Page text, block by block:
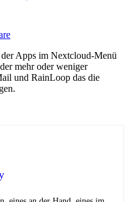
Apps im Nextcloud-Menü
mehr oder weniger
und RainLoop das die